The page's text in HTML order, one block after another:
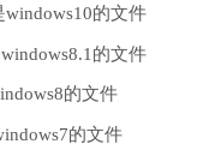
的文件
的文件
的文件
的文件